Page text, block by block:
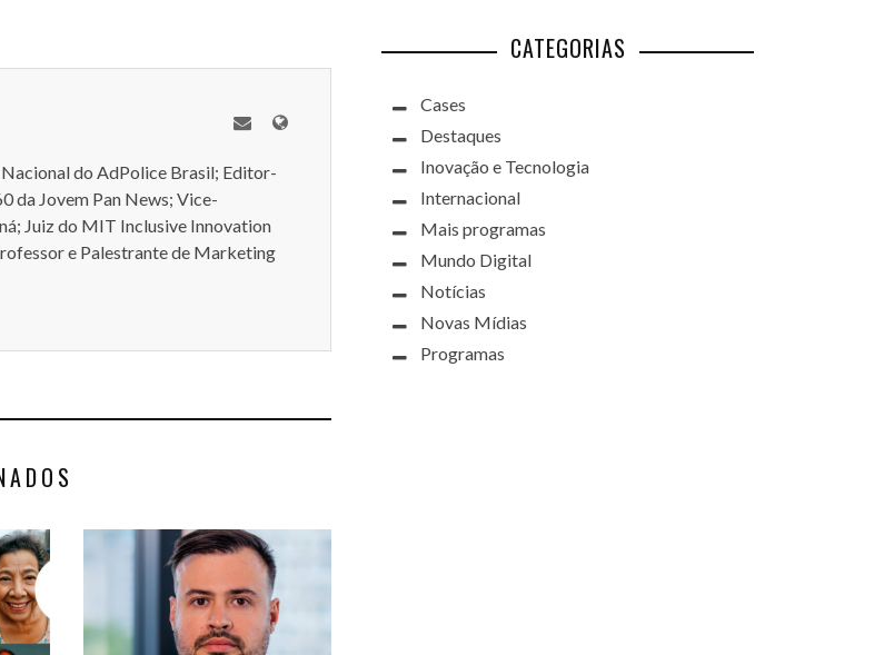
do AdPolice Brasil; Editor-
da Jovem Pan News; Vice-
Juiz do MIT Inclusive Innovation
e Palestrante de Marketing
CATEGORIAS
Cases
Destaques
Inovação e Tecnologia
Internacional
Mais programas
Mundo Digital
Notícias
Novas Mídias
Programas